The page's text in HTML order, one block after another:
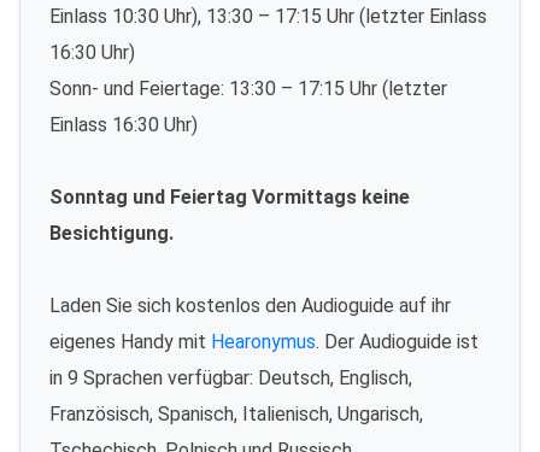
Einlass 10:30 Uhr), 13:30 – 17:15 Uhr (letzter Einlass
16:30 Uhr)
Sonn- und Feiertage: 13:30 – 17:15 Uhr (letzter
Einlass 16:30 Uhr)
Sonntag und Feiertag Vormittags keine
Besichtigung.
Laden Sie sich kostenlos den Audioguide auf ihr
eigenes Handy mit Hearonymus. Der Audioguide ist
in 9 Sprachen verfügbar: Deutsch, Englisch,
Französisch, Spanisch, Italienisch, Ungarisch,